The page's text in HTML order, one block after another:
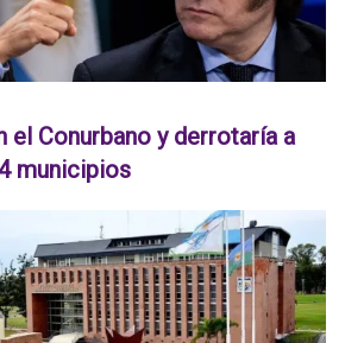
el Conurbano y derrotaría a
municipios